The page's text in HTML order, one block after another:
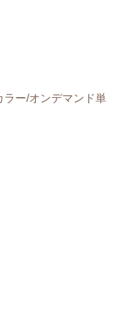
ー/オンデマンド単